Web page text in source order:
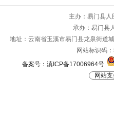
主办：易门县
承办：易门县
地址：云南省玉溪市易门县龙泉街
网站标识码
备案号：滇ICP备17006964号
网站